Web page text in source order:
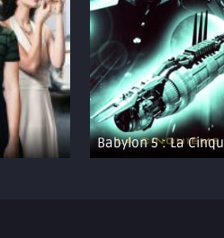
Babylon 5 : La